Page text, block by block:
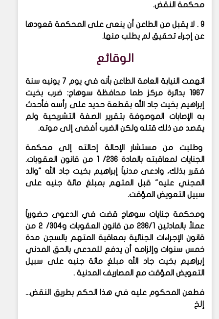
محكمة النقض.
9 . لا يقبل من الطاعن أن ينعى على المحكمة قعودها
عن إجراء تحقيق لم يطلب منها.
الوقائع
اتهمت النيابة العامة الطاعن بأنه في يوم 7 يونيه سنة
1967 بدائرة مركز طما محافظة سوهاج: ضرب بخيت
إبراهيم بخيت جاد الله بقطعة حديد على رأسه فأحدث
به الإصابات الموصوفة بتقرير الصفة التشريحية ولم
يقصد من ذلك قتله ولكن الضرب أفضى إلى موته.
وطلبت من مستشار الإحالة إحالته إلى محكمة
الجنايات لمعاقبته بالمادة 236/ 1 من قانون العقوبات.
فقرر بذلك، وادعى مدنياً إبراهيم بخيت جاد الله "والد
المجني عليه" قبل المتهم بمبلغ مائة جنيه على
سبيل التعويض المؤقت.
ومحكمة جنايات سوهاج قضت في الدعوى حضورياً
عملاً بالمادتين 236/1 من قانون العقوبات و304/ 2 من
قانون الإجراءات الجنائية بمعاقبة المتهم بالسجن مدة
خمس سنوات وإلزامه أن يدفع للمدعي بالحق المدني
إبراهيم بخيت جاد الله مبلغ مائة جنيه على سبيل
التعويض المؤقت مع المصاريف المدنية .
فطعن المحكوم عليه في هذا الحكم بطريق النقض...
إلخ